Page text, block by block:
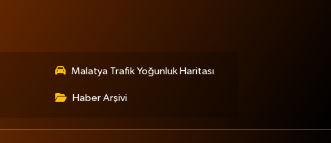
Malatya Trafik Yoğunluk Haritası
Haber Arşivi